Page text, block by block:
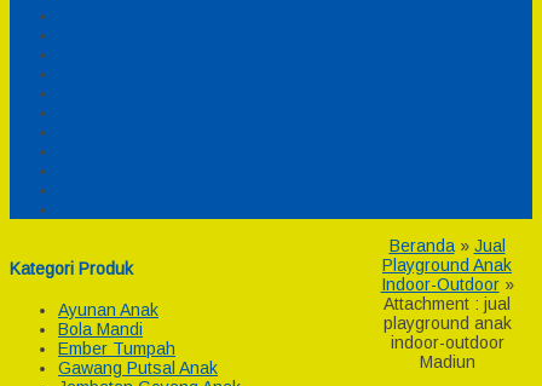
Kategori Produk
Ayunan Anak
Bola Mandi
Ember Tumpah
Gawang Putsal Anak
Beranda» Jual
Playground Anak
Indoor-Outdoor»
Attachment : jual
playground anak
indoor-outdoor
Madiun